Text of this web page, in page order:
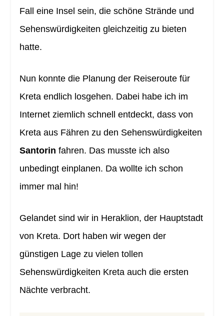
Fall eine Insel sein, die schöne Strände und
Sehenswürdigkeiten gleichzeitig zu bieten
hatte.
Nun konnte die Planung der Reiseroute für
Kreta endlich losgehen. Dabei habe ich im
Internet ziemlich schnell entdeckt, dass von
Kreta aus Fähren zu den Sehenswürdigkeiten
Santorin fahren. Das musste ich also
unbedingt einplanen. Da wollte ich schon
immer mal hin!
Gelandet sind wir in Heraklion, der Hauptstadt
von Kreta. Dort haben wir wegen der
günstigen Lage zu vielen tollen
Sehenswürdigkeiten Kreta auch die ersten
Nächte verbracht.